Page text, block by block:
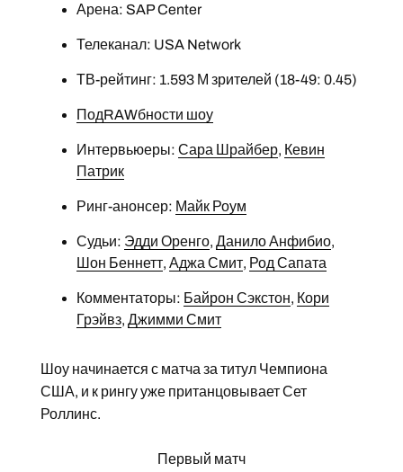
Арена: SAP Center
Телеканал: USA Network
ТВ-рейтинг: 1.593 М зрителей (18-49: 0.45)
ПодRAWбности шоу
Интервьюеры: Сара Шрайбер, Кевин
Патрик
Ринг-анонсер: Майк Роум
Судьи: Эдди Оренго, Данило Анфибио,
Шон Беннетт, Аджа Смит, Род Сапата
Комментаторы: Байрон Сэкстон, Кори
Грэйвз, Джимми Смит
Шоу начинается с матча за титул Чемпиона
США, и к рингу уже пританцовывает Сет
Роллинс.
Первый матч